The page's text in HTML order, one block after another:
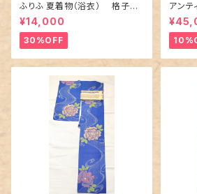
ふりふ 夏着物（浴衣） 格子に
百合や秋草花
¥14,000
30%OFF
アン
に市松